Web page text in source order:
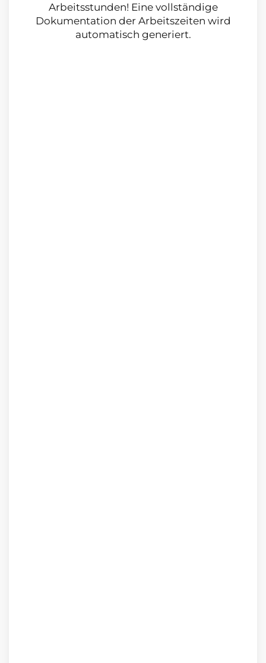
Arbeitsstunden! Eine vollständige
Dokumentation der Arbeitszeiten wird
automatisch generiert.